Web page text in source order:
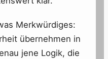
Merkwürdiges:
übernehmen in
jene Logik, die